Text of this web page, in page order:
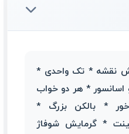
نقشه * تک واحدی *
و اسانسور * هر دو خواب
* بالکن بزرگ *
* گرمایش شوفاژ